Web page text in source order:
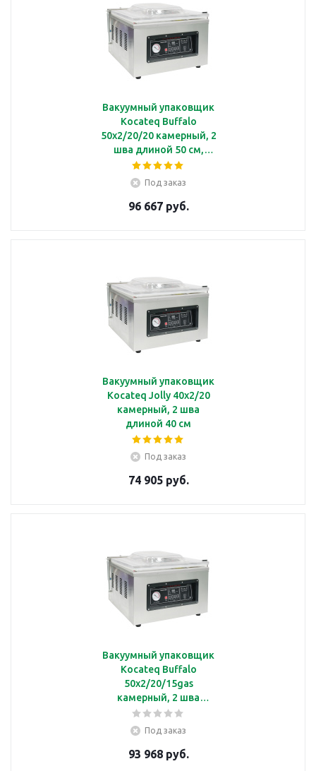
Вакуумный упаковщик
Kocateq Buffalo
50x2/20/20 камерный, 2
шва длиной 50 см,
размер камеры
52х52х13 см
Под заказ
96 667 руб.
Вакуумный упаковщик
Kocateq Jolly 40x2/20
камерный, 2 шва
длиной 40 см
Под заказ
74 905 руб.
Вакуумный упаковщик
Kocateq Buffalo
50x2/20/15gas
камерный, 2 шва
длиной 50 см с
системой подачи
инертного газа
Под заказ
93 968 руб.